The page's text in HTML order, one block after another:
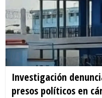
Investigación
presos políticos en